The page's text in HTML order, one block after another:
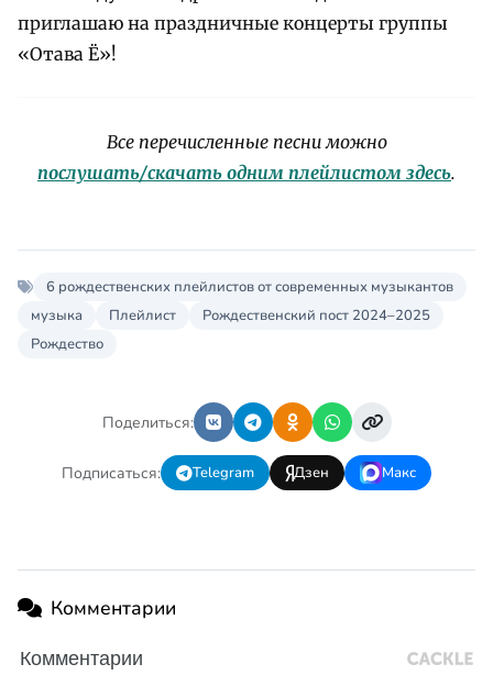
приглашаю на праздничные концерты группы
«Отава Ё»!
Все перечисленные песни можно
послушать/скачать одним плейлистом здесь.
6 рождественских плейлистов от современных музыкантов
музыка
Плейлист
Рождественский пост 2024–2025
Рождество
Поделиться:
Подписаться: Telegram Дзен Макс
Комментарии
Комментарии